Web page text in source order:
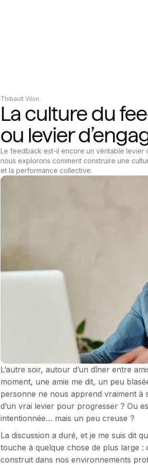
Thibault Vilon
La culture du
ou levier
Le feedback est-il encore un véritable levier
nous explorons comment construire une
et la performance collective.
L’autre soir, autour d’un dîner entre
moment, une amie me dit, un peu
personne ne nous apprend vraiment à
d’un vrai levier pour progresser ? Ou
intentionnée… mais un peu creuse ?
La discussion a duré, et je me suis dit
touche à quelque chose de plus large :
construit dans nos environnements